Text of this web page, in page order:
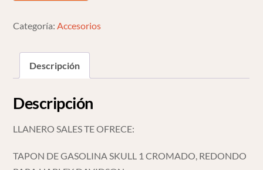
Para
Davidson
Cromo
Categoría:Accesorios
Descripción
Descripción
LLANERO SALES TE OFRECE:
TAPON DE GASOLINA SKULL 1 CROMADO, REDONDO